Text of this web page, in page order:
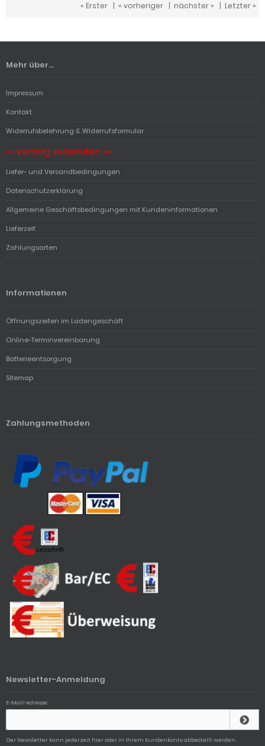
« Erster | « vorheriger | nächster » | Letzter »
Mehr über...
Impressum
Kontakt
Widerrufsbelehrung & Widerrufsformular
«« Vertrag widerrufen »»
Liefer- und Versandbedingungen
Datenschutzerklärung
Allgemeine Geschäftsbedingungen mit Kundeninformationen
Lieferzeit
Zahlungsarten
Informationen
Öffnungszeiten im Ladengeschäft
Online-Terminvereinbarung
Batterieentsorgung
Sitemap
Zahlungsmethoden
Newsletter-Anmeldung
E-Mail-Adresse:
Der Newsletter kann jederzeit hier oder in Ihrem Kundenkonto abbestellt werden.